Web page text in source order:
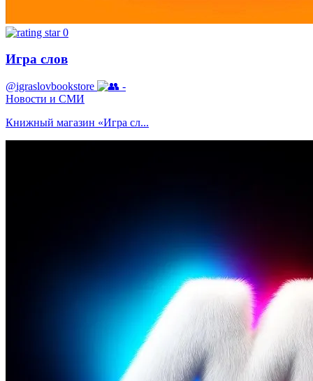
0
Игра слов
@igraslovbookstore
-
Новости и СМИ
Книжный магазин «Игра сл...